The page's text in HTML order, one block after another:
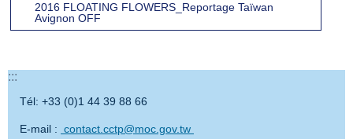
2016 FLOATING FLOWERS_Reportage Taïwan
Avignon OFF
:::
Tél: +33 (0)1 44 39 88 66
E-mail : contact.cctp@moc.gov.tw